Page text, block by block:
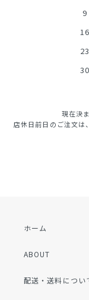
9
16
23
30
現在決
店休日前日のご注文は
ホーム
ABOUT
配送・送料につい